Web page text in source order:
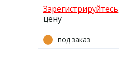
Зарегистрируйтесь
цену
под заказ